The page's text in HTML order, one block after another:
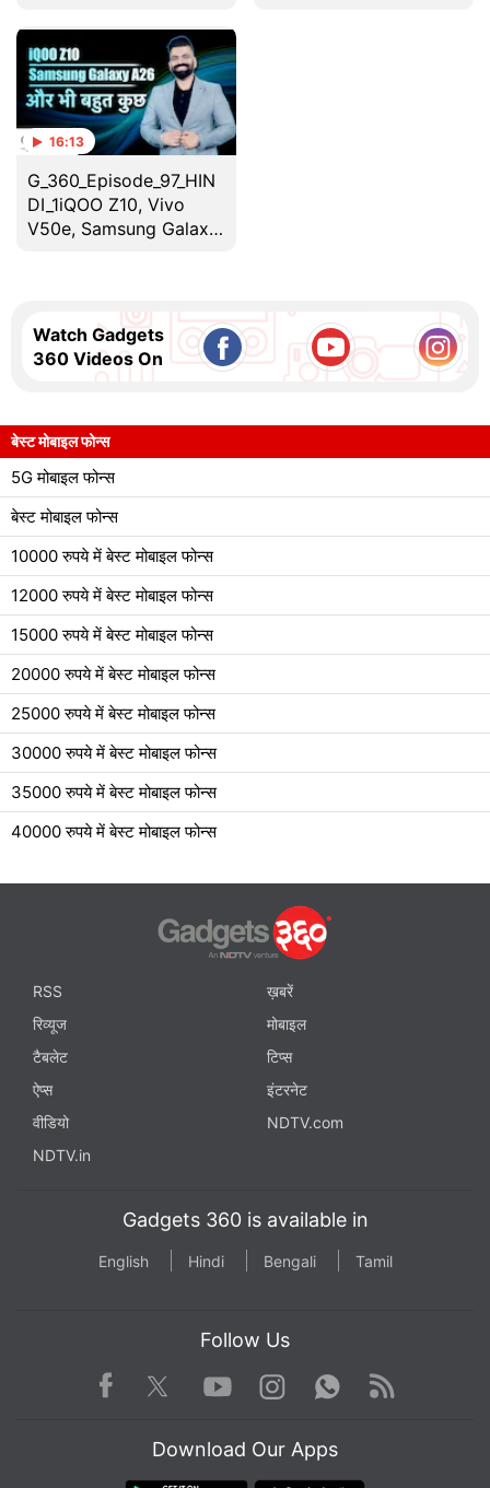
| Gadgets 360
16:13
G_360_Episode_97_HIN
DI_1iQOO Z10, Vivo
V50e, Samsung Galaxy
Guruji50070
Watch Gadgets
360 Videos On
बेस्ट मोबाइल फोन्स
5G मोबाइल फोन्स
बेस्ट मोबाइल फोन्स
10000 रुपये में बेस्ट मोबाइल फोन्स
12000 रुपये में बेस्ट मोबाइल फोन्स
15000 रुपये में बेस्ट मोबाइल फोन्स
20000 रुपये में बेस्ट मोबाइल फोन्स
25000 रुपये में बेस्ट मोबाइल फोन्स
30000 रुपये में बेस्ट मोबाइल फोन्स
35000 रुपये में बेस्ट मोबाइल फोन्स
40000 रुपये में बेस्ट मोबाइल फोन्स
RSS
ख़बरें
रिव्यूज
मोबाइल
टैबलेट
टिप्स
ऐप्स
इंटरनेट
वीडियो
NDTV.com
NDTV.in
Gadgets 360 is available in
English Hindi Bengali Tamil
Follow Us
Facebook TwitterYoutube
Instagram WhatsApp
Rss
Download Our Apps